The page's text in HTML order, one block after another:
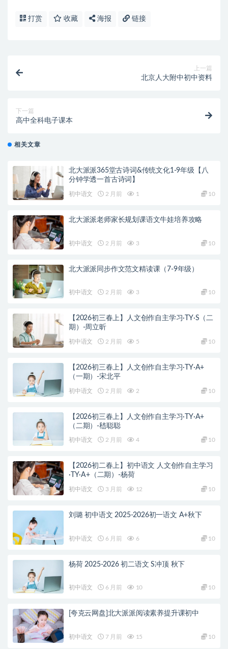
打赏 收藏 海报 链接
上一篇
北京人大附中初中资料
下一篇
高中全科电子课本
相关文章
北大派派365堂古诗词&传统文化1-9年级【八
分钟学透一首古诗词】
初中语文 2 月前 1 10
北大派派老师家长规划课语文牛娃培养攻略
初中语文 2 月前 3 10
北大派派同步作文范文精读课（7-9年级）
初中语文 2 月前 3 10
【2026初三春上】人文创作自主学习·TY·S（二
期）-周立昕
初中语文 2 月前 5 10
【2026初三春上】人文创作自主学习·TY·A+
（一期）-宋北平
初中语文 2 月前 2 10
【2026初三春上】人文创作自主学习·TY·A+
（二期）-嵇聪聪
初中语文 2 月前 4 10
【2026初二春上】初中语文 人文创作自主学习
·TY·A+（二期）-杨荷
初中语文 3 月前 12 10
刘璐 初中语文 2025-2026初一语文 A+秋下
初中语文 6 月前 6 10
杨荷 2025-2026 初二语文 S冲顶 秋下
初中语文 6 月前 10 10
[夸克云网盘]北大派派阅读素养提升课初中
初中语文 7 月前 15 10